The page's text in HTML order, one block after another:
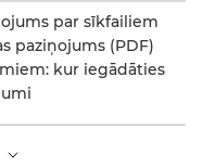
par sīkfailiem
paziņojums (PDF)
kur iegādāties